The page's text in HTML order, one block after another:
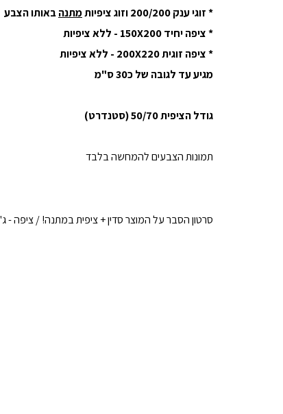
* זוגי ענק 200/200 וזוג ציפיות
מתנהבאותו הצבע
* ציפה יחיד 150X200 - ללא ציפיות
* ציפה זוגית 200X220 - ללא ציפיות
מגיע עד לגובה של כ30 ס"מ
גודל הציפית 50/70 (סטנדרט)
תמונות הצבעים להמחשה בלבד
סרטון הסבר על המוצר סדין + ציפית במתנה! / ציפה -